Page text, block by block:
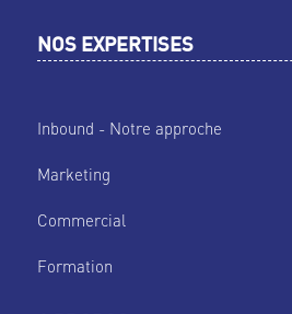
NOS EXPERTISES
Inbound - Notre approche
Marketing
Commercial
Formation